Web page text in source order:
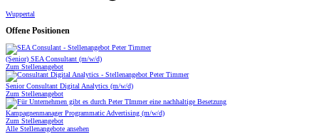
Wuppertal
Offene Positionen
(Senior) SEA Consultant (m/w/d)
Zum Stellenangebot
Senior Consultant Digital Analytics (m/w/d)
Zum Stellenangebot
Kampagnenmanager Programmatic Advertising (m/w/d)
Zum Stellenangebot
Alle Stellenangebote ansehen